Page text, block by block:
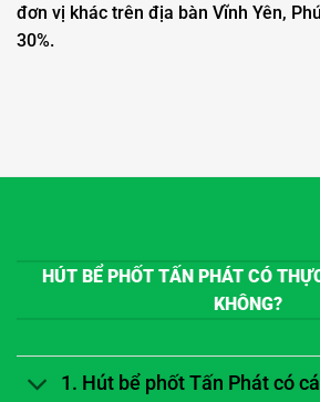
đơn vị khác trên địa bàn Vĩnh Yên,
30%.
HÚT BỂ PHỐT TẤN PHÁT CÓ
KHÔNG?
1. Hút bể phốt Tấn Phát có